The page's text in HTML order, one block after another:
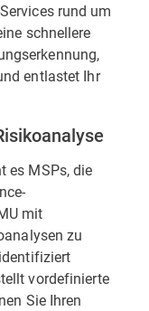
rund um
schnellere
entlastet Ihr
es MSPs, die
mit
zu
vordefinierte
Sie Ihren